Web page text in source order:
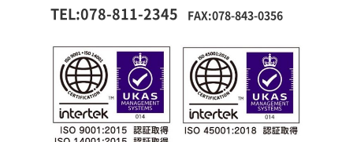
TEL:078-811-2345 FAX:078-843-0356